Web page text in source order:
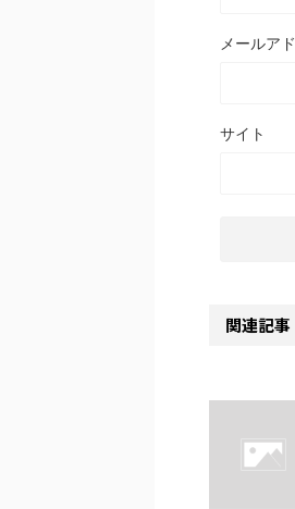
メールア
サイト
関連記事